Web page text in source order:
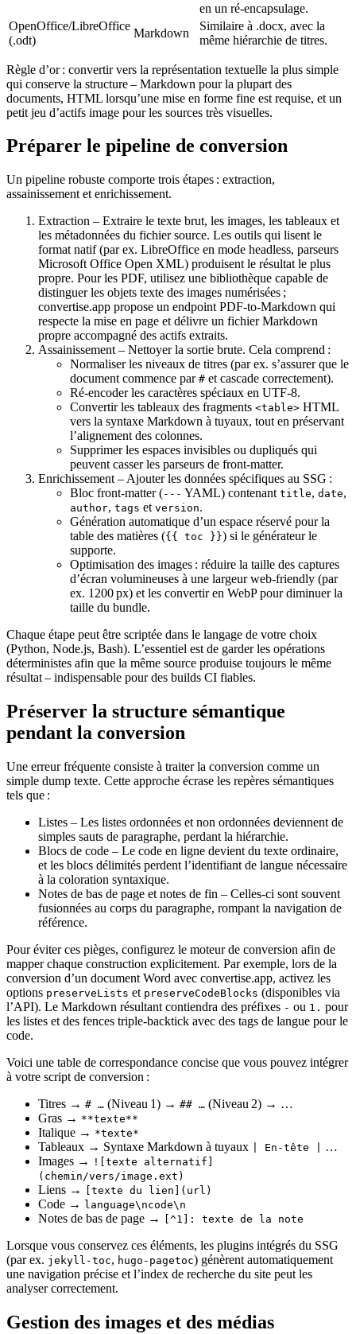
en un ré‑encapsulage.
OpenOffice/LibreOffice
(.odt)
Markdown
Similaire à .docx, avec la
même hiérarchie de titres.
Règle d’or : convertir vers la représentation textuelle la plus simple
qui conserve la structure– Markdown pour la plupart des
documents, HTML lorsqu’une mise en forme fine est requise, et un
petit jeu d’actifs image pour les sources très visuelles.
Préparer le pipeline de conversion
Un pipeline robuste comporte trois étapes : extraction,
assainissement et enrichissement.
Extraction – Extraire le texte brut, les images, les tableaux et
les métadonnées du fichier source. Les outils qui lisent le
format natif (par ex. LibreOffice en mode headless, parseurs
Microsoft Office Open XML) produisent le résultat le plus
propre. Pour les PDF, utilisez une bibliothèque capable de
distinguer les objets texte des images numérisées ;
convertise.app propose un endpoint PDF‑to‑Markdown qui
respecte la mise en page et délivre un fichier Markdown
propre accompagné des actifs extraits.
Assainissement – Nettoyer la sortie brute. Cela comprend :
Normaliser les niveaux de titres (par ex. s’assurer que le
document commence par # et cascade correctement).
Ré‑encoder les caractères spéciaux en UTF‑8.
Convertir les tableaux des fragments <table> HTML
vers la syntaxe Markdown à tuyaux, tout en préservant
l’alignement des colonnes.
Supprimer les espaces invisibles ou dupliqués qui
peuvent casser les parseurs de front‑matter.
Enrichissement – Ajouter les données spécifiques au SSG :
Bloc front‑matter (--- YAML) contenant title, date,
author, tags et version.
Génération automatique d’un espace réservé pour la
table des matières ({{ toc }}) si le générateur le
supporte.
Optimisation des images : réduire la taille des captures
d’écran volumineuses à une largeur web‑friendly (par
ex. 1200 px) et les convertir en WebP pour diminuer la
taille du bundle.
Chaque étape peut être scriptée dans le langage de votre choix
(Python, Node.js, Bash). L’essentiel est de garder les opérations
déterministes afin que la même source produise toujours le même
résultat – indispensable pour des builds CI fiables.
Préserver la structure sémantique
pendant la conversion
Une erreur fréquente consiste à traiter la conversion comme un
simple dump texte. Cette approche écrase les repères sémantiques
tels que :
Listes – Les listes ordonnées et non ordonnées deviennent de
simples sauts de paragraphe, perdant la hiérarchie.
Blocs de code – Le code en ligne devient du texte ordinaire,
et les blocs délimités perdent l’identifiant de langue nécessaire
à la coloration syntaxique.
Notes de bas de page et notes de fin – Celles‑ci sont souvent
fusionnées au corps du paragraphe, rompant la navigation de
référence.
Pour éviter ces pièges, configurez le moteur de conversion afin de
mapper chaque construction explicitement. Par exemple, lors de la
conversion d’un document Word avec convertise.app, activez les
options preserveLists et preserveCodeBlocks (disponibles via
l’API). Le Markdown résultant contiendra des préfixes - ou 1. pour
les listes et des fences triple‑backtick avec des tags de langue pour le
code.
Voici une table de correspondance concise que vous pouvez intégrer
à votre script de conversion :
Titres → # … (Niveau 1) → ## … (Niveau 2) → …
Gras → **texte**
Italique → *texte*
Tableaux → Syntaxe Markdown à tuyaux | En‑tête |
…
Images →
![texte alternatif]
(chemin/vers/image.ext)
Liens → [texte du lien](url)
Code → language\ncode\n
Notes de bas de page → [^1]: texte de la note
Lorsque vous conservez ces éléments, les plugins intégrés du SSG
(par ex. jekyll‑toc, hugo‑pagetoc) génèrent automatiquement
une navigation précise et l’index de recherche du site peut les
analyser correctement.
Gestion des images et des médias